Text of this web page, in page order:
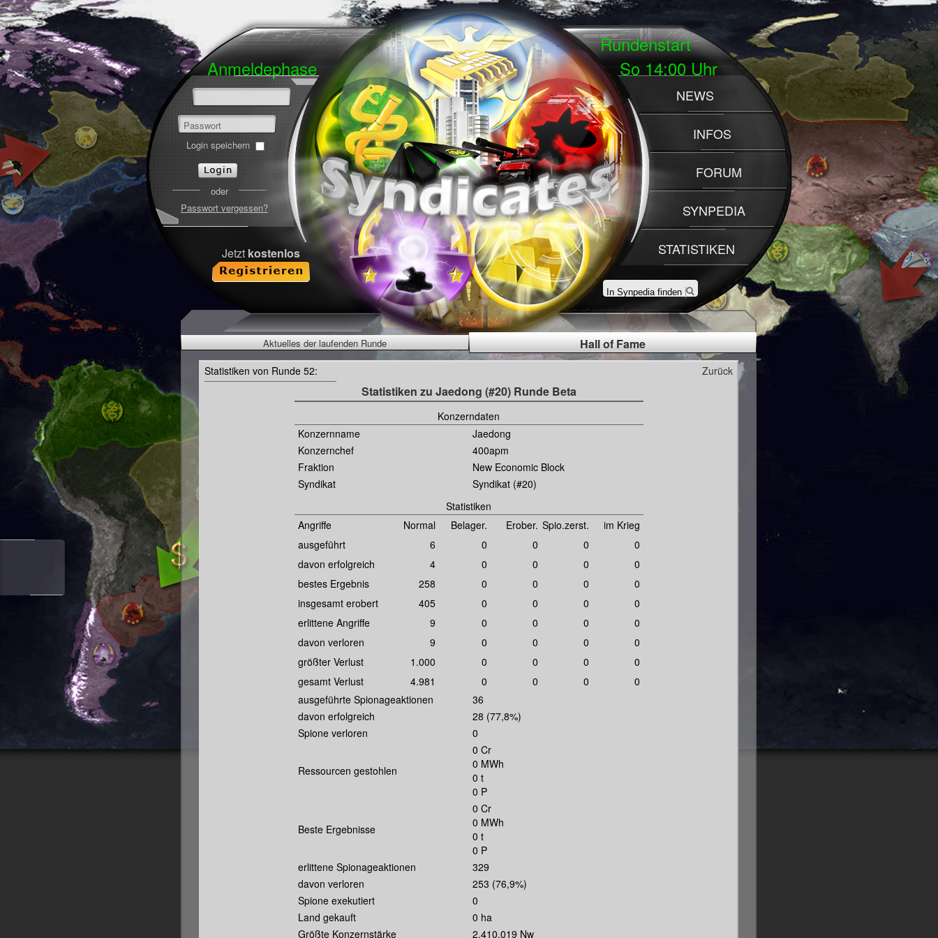
Anmeldephase
Rundenstart
So 14:00 Uhr
Passwort
Login speichern
oder
Passwort vergessen?
Jetzt kostenlos
NEWS
INFOS
FORUM
SYNPEDIA
STATISTIKEN
Aktuelles der laufenden Runde Hall of Fame
Zurück
Statistiken von Runde 52:
Statistiken zu Jaedong (#20) Runde Beta
Konzerndaten
Konzernname
Jaedong
Konzernchef
400apm
Fraktion
New Economic Block
Syndikat
Syndikat (#20)
Statistiken
Angriffe
Normal Belager. Erober. Spio.zerst.
im Krieg
ausgeführt
6 0 0 0
0
davon erfolgreich
4 0 0 0
0
bestes Ergebnis
258 0 0 0
0
insgesamt erobert
405 0 0 0
0
erlittene Angriffe
9 0 0 0
0
davon verloren
9 0 0 0
0
größter Verlust
1.000 0 0 0
0
gesamt Verlust
4.981 0 0 0
0
ausgeführte Spionageaktionen
36
davon erfolgreich
28 (77,8%)
Spione verloren
0
Ressourcen gestohlen
0 Cr
0 MWh
0 t
0 P
Beste Ergebnisse
0 Cr
0 MWh
0 t
0 P
erlittene Spionageaktionen
329
davon verloren
253 (76,9%)
Spione exekutiert
0
Land gekauft
0 ha
Größte Konzernstärke
2.410.019 Nw